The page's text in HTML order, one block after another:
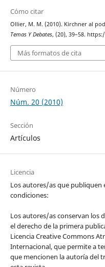
Cómo citar
Ollier, M. M. (2010). Kirchner al
Temas Y Debates, (20), 39–58.
Más formatos de cita
Número
Núm. 20 (2010)
Sección
Artículos
Licencia
Los autores/as que publiquen
condiciones:
Los autores/as conservan los
el derecho de la primera
Licencia Creative Commons
Internacional, que permite a
que mencionen la autoría del